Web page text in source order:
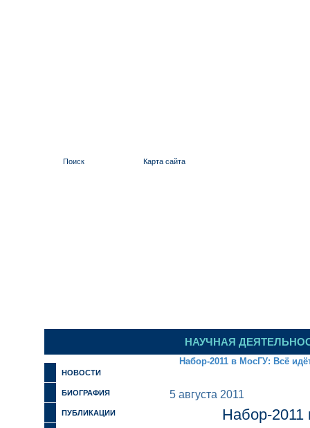
Поиск Карта сайта
НАУЧНАЯ
НОВОСТИ
БИОГРАФИЯ
ПУБЛИКАЦИИ
Набор-2011 в МосГУ: Всё
5 августа 2011
Набор-2011